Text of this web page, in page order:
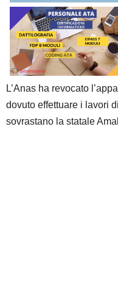
L’Anas ha revocato
dovuto effettuare i lavori
sovrastano la statale